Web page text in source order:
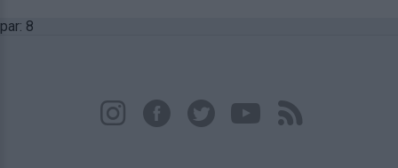
par: 8